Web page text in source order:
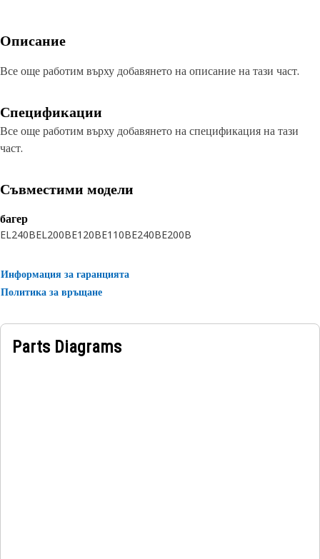
Описание
Все още работим върху добавянето на описание на тази част.
Спецификации
Все още работим върху добавянето на спецификация на тази
част.
Съвместими модели
багер
EL240BEL200BE120BE110BE240BE200B
Информация за гаранцията
Политика за връщане
Parts Diagrams